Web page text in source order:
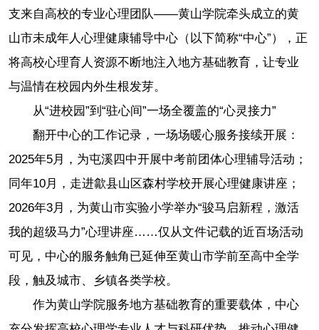
支来自高校的专业心理团队——黄山学院牵头成立的黄
山市未成年人心理健康辅导中心（以下简称“中心”），正
将高校心理育人资源不断地注入地方基础教育，让专业
与温情在校园内外生根发芽。
从“进校园”到“驻心间”一场全覆盖的“心灵接力”
翻开中心的工作记录，一场场暖心服务接续开展：
2025年5月，为屯溪四中开展中考前团体心理辅导活动；
同年10月，走进歙县山区森村学校开展心理健康讲座；
2026年3月，为黄山市实验小学举办“骏马启新程，激活
我的超级马力”心理讲座……仅从文件记载的近百场活动
可见，中心的服务触角已延伸至黄山市学前至高中全学
段，触及城市、乡镇各类学校。
作为黄山学院服务地方基础教育的重要载体，中心